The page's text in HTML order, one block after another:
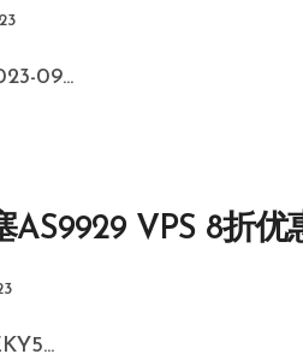
09...
AS9929 VPS 8折优